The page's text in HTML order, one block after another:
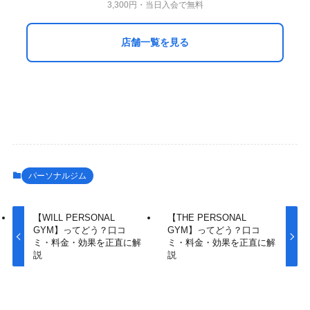
3,300円・当日入会で無料
店舗一覧を見る
パーソナルジム
【WILL PERSONAL
GYM】ってどう？口コ
ミ・料金・効果を正直に解
説
【THE PERSONAL
GYM】ってどう？口コ
ミ・料金・効果を正直に解
説